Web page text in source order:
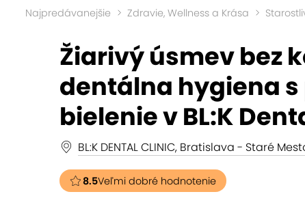
Najpredávanejšie Zdravie, Wellness a Krása
Žiarivý úsmev bez
dentálna hygiena
bielenie v BL:K
BL:K DENTAL CLINIC, Bratislava - Staré
8.5Veľmi dobré hodnotenie